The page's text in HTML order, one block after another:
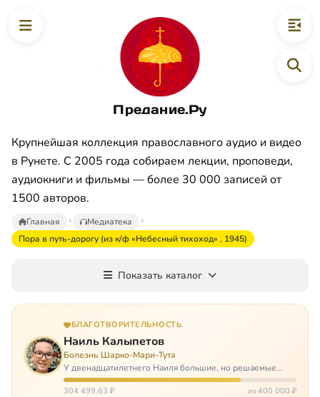
Предание.Ру
Крупнейшая коллекция православного аудио и видео
в Рунете. С 2005 года собираем лекции, проповеди,
аудиокниги и фильмы — более 30 000 записей от
1500 авторов.
Главная
Медиатека
Пора в путь-дорогу (из к/ф «Небесный тихоход» , 1945)
Показать каталог
БЛАГОТВОРИТЕЛЬНОСТЬ
Наиль Калыпетов
Болезнь Шарко-Мари-Тута
У двенадцатилетнего Наиля большие, но решаемые
проблемы. Он болен редкой болезнью, которая ставит
перед ним множество непростых задача, угрожая в
304 499,63 ₽ из 400 000 ₽